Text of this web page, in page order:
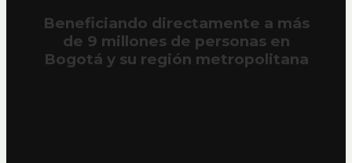
Beneficiando directamente a más
de 9 millones de personas en
Bogotá y su región metropolitana